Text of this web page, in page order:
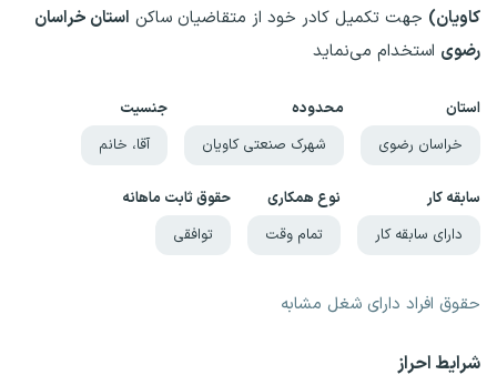
کاویان) جهت تکمیل کادر خود از متقاضیان ساکن استان خراسان
رضوی استخدام می‌نماید
استان
خراسان رضوی
محدوده
شهرک صنعتی کاویان
جنسیت
آقا، خانم
سابقه کار
دارای سابقه کار
نوع همکاری
تمام وقت
حقوق ثابت ماهانه
توافقی
حقوق افراد دارای شغل مشابه
شرایط احراز